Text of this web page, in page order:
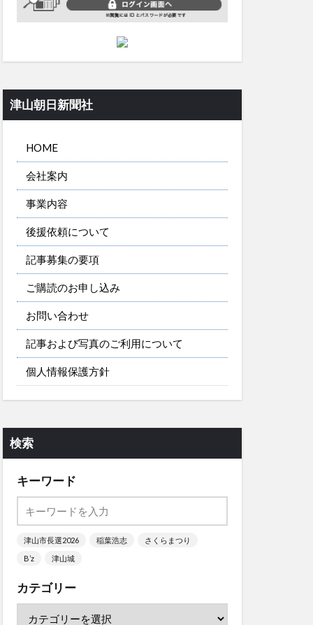
津山朝日新聞社
HOME
会社案内
事業内容
後援依頼について
記事募集の要項
ご購読のお申し込み
お問い合わせ
記事および写真のご利用について
個人情報保護方針
検索
キーワード
津山市長選2026 稲葉浩志
さくらまつり
B’z
津山城
カテゴリー